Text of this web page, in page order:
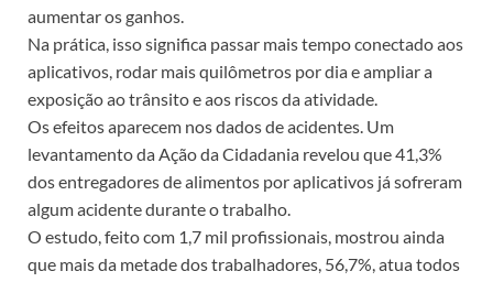
aumentar os ganhos.
Na prática, isso significa passar mais tempo conectado aos
aplicativos, rodar mais quilômetros por dia e ampliar a
exposição ao trânsito e aos riscos da atividade.
Os efeitos aparecem nos dados de acidentes. Um
levantamento da Ação da Cidadania revelou que 41,3%
dos entregadores de alimentos por aplicativos já sofreram
algum acidente durante o trabalho.
O estudo, feito com 1,7 mil profissionais, mostrou ainda
que mais da metade dos trabalhadores, 56,7%, atua todos